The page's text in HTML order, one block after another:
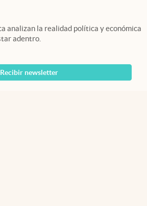
analizan la realidad política y económica
adentro.
Recibir newsletter